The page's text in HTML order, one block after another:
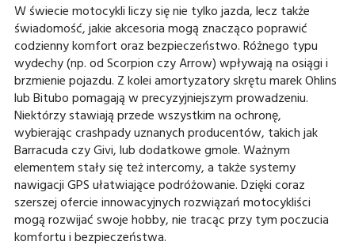
W świecie motocykli liczy się nie tylko jazda, lecz także
świadomość, jakie akcesoria mogą znacząco poprawić
codzienny komfort oraz bezpieczeństwo. Różnego typu
wydechy (np. od Scorpion czy Arrow) wpływają na osiągi i
brzmienie pojazdu. Z kolei amortyzatory skrętu marek Ohlins
lub Bitubo pomagają w precyzyjniejszym prowadzeniu.
Niektórzy stawiają przede wszystkim na ochronę,
wybierając crashpady uznanych producentów, takich jak
Barracuda czy Givi, lub dodatkowe gmole. Ważnym
elementem stały się też intercomy, a także systemy
nawigacji GPS ułatwiające podróżowanie. Dzięki coraz
szerszej ofercie innowacyjnych rozwiązań motocykliści
mogą rozwijać swoje hobby, nie tracąc przy tym poczucia
komfortu i bezpieczeństwa.